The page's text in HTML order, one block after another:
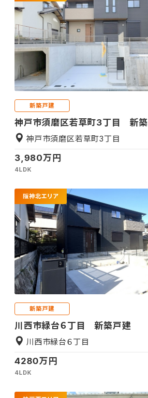
新築戸建
神戸市須磨区若草町3丁目 新
3,980万円
4LDK
神戸市須磨区若草町3丁目
阪神北エリア
新築戸建
川西市緑台６丁目 新築戸建
4280万円
4LDK
川西市緑台６丁目